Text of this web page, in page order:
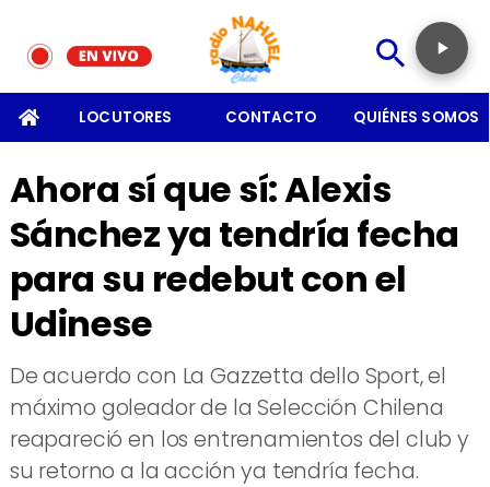
LOCUTORES CONTACTO QUIÉNES SOMOS
Ahora sí que sí: Alexis
Sánchez ya tendría fecha
para su redebut con el
Udinese
​De acuerdo con La Gazzetta dello Sport, el
máximo goleador de la Selección Chilena
reapareció en los entrenamientos del club y
su retorno a la acción ya tendría fecha.